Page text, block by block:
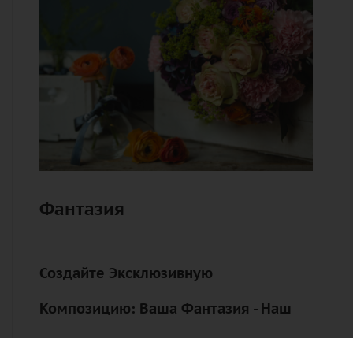
Фантазия
Создайте Эксклюзивную
Композицию: Ваша Фантазия - Наш